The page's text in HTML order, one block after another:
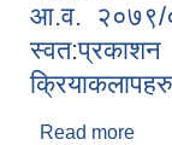
आ.व. २०७९/
Read more